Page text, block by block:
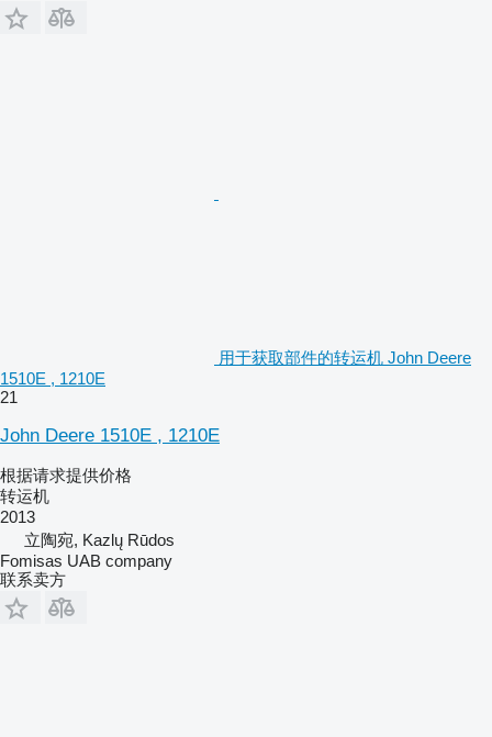
用于获取部件的转运机 John Deere
1510E , 1210E
21
John Deere 1510E , 1210E
根据请求提供价格
转运机
2013
立陶宛, Kazlų Rūdos
Fomisas UAB company
联系卖方